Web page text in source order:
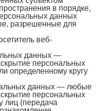
в порядке,
данных
разрешенные для
веб-
данных —
персональных
определенному кругу
данных — любые
персональных
лиц (передача